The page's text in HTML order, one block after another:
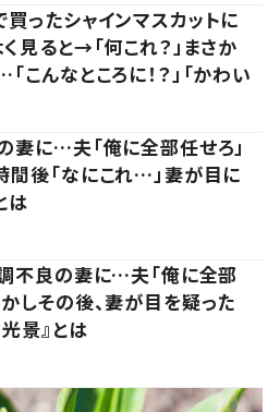
買ったシャインマスカットに
見ると→「何これ？」まさか
こんなところに！？」「かわい
妻に…夫「俺に全部任せろ」
間後「なにこれ…」妻が目に
は
調不良の妻に…夫「俺に全部
しその後、妻が目を疑った
景』とは